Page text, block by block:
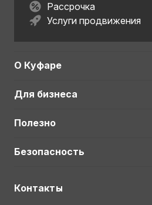
Рассрочка
Услуги продвижения
О Куфаре
Для бизнеса
Полезно
Безопасность
Контакты